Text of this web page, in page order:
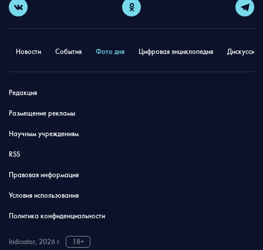
Новости События Фото дня Цифровая энциклопедия
Редакция
Размещение рекламы
Научным учреждениям
RSS
Правовая информация
Условия использования
Политика конфиденциальности
Indicator, 2026 г. 18+